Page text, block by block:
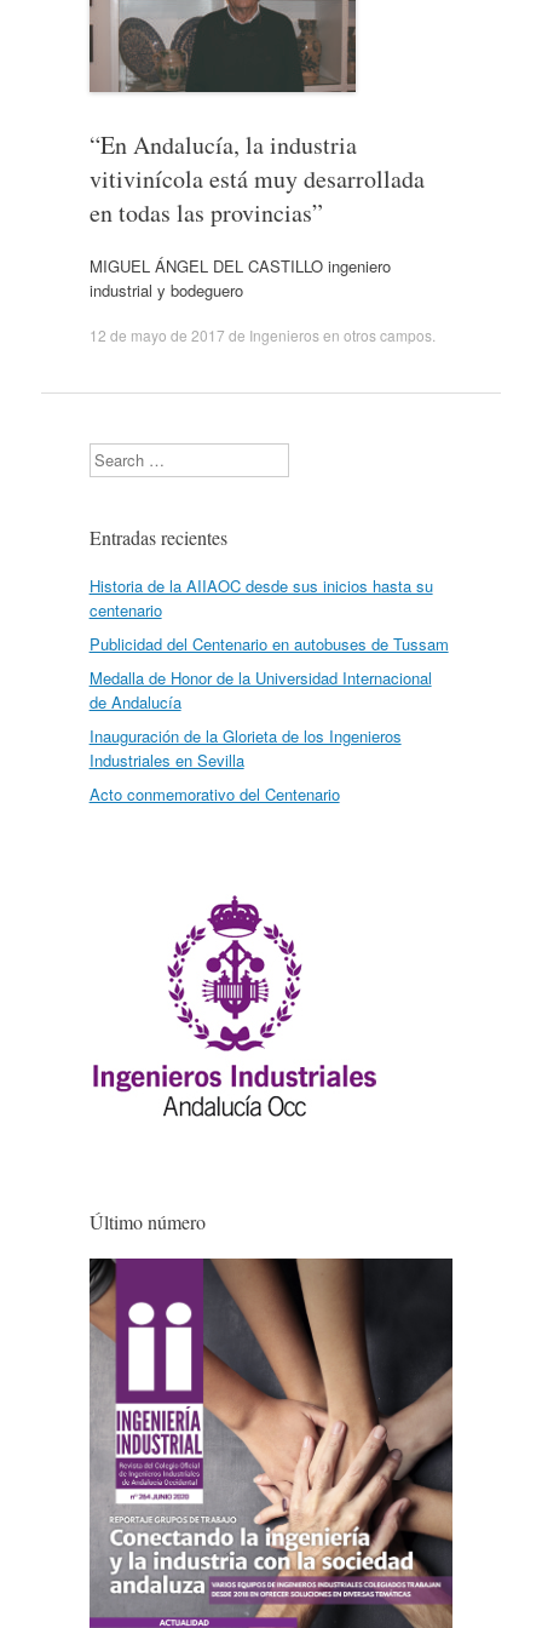
“En Andalucía, la industria
vitivinícola está muy desarrollada
en todas las provincias”
MIGUEL ÁNGEL DEL CASTILLO ingeniero
industrial y bodeguero
12 de mayo de 2017 de Ingenieros en otros campos.
Search
Entradas recientes
Historia de la AIIAOC desde sus inicios hasta su
centenario
Publicidad del Centenario en autobuses de Tussam
Medalla de Honor de la Universidad Internacional
de Andalucía
Inauguración de la Glorieta de los Ingenieros
Industriales en Sevilla
Acto conmemorativo del Centenario
Último número